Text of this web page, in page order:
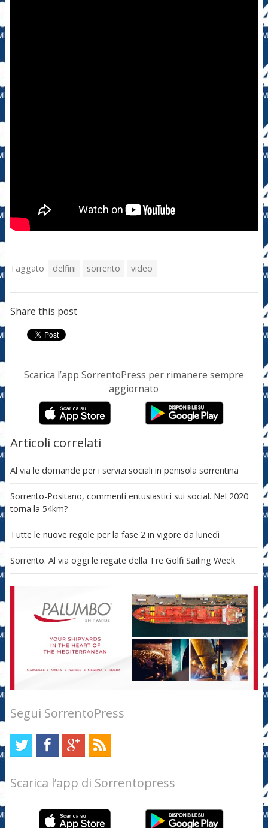
Taggato delfini sorrento video
Share this post
Scarica l’app SorrentoPress per rimanere sempre
aggiornato
Articoli correlati
Al via le domande per i servizi sociali in penisola sorrentina
Sorrento-Positano, commenti entusiastici sui social. Nel 2020
torna la 54km?
Tutte le nuove regole per la fase 2 in vigore da lunedì
Sorrento. Al via oggi le regate della Tre Golfi Sailing Week
Segui SorrentoPress
Scarica l’app di Sorrentopress